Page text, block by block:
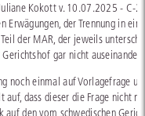
Kokott v. 10.07.2025 - C-
der Trennung in
der MAR, der jeweils
gar nicht auseinander.
noch einmal auf Vorlagefrage
dass dieser die Frage nicht
den vom schwedischen